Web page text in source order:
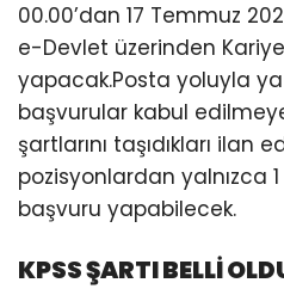
00.00’dan 17 Temmuz
e-Devlet üzerinden Kariyer
yapacak.Posta yoluyla
başvurular kabul
şartlarını taşıdıkları ilan
pozisyonlardan yalnızca
başvuru yapabilecek.
KPSS ŞARTI BELLİ